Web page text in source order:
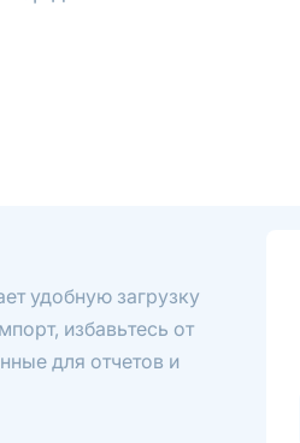
удобную загрузку
избавьтесь от
для отчетов и